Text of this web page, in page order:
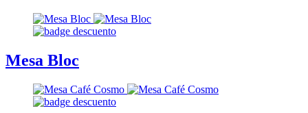
Mesa Bloc